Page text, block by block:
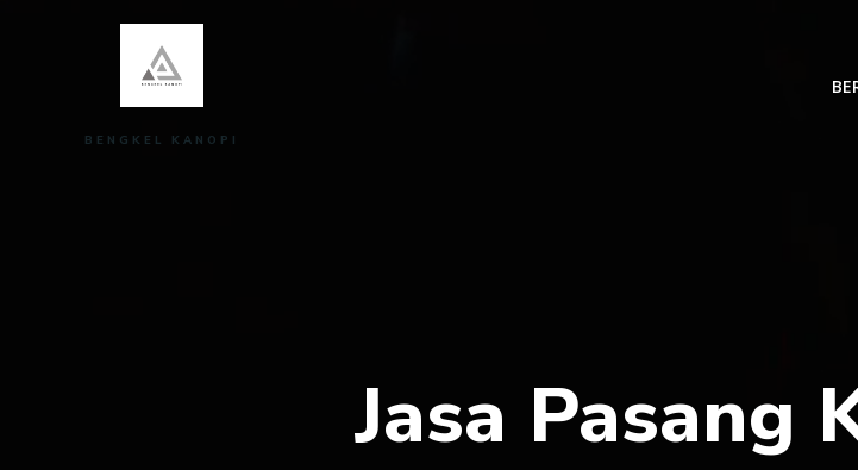
BENGKEL KANOPI
Jasa Pasang